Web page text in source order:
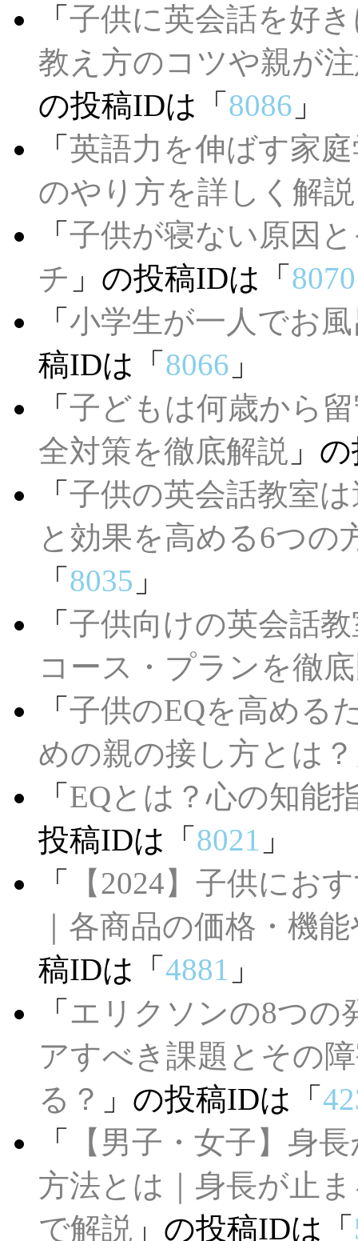
「 子供に英会話を好
教え方のコツや親が
の投稿IDは「 8086 」
「 英語力を伸ばす家
のやり方を詳しく解
「 子供が寝ない原因
チ 」の投稿IDは「 8070
「 小学生が一人でお
稿IDは「 8066 」
「 子どもは何歳から
全対策を徹底解説 」
「 子供の英会話教室
と効果を高める6つの
「 8035 」
「 子供向けの英会話
コース・プランを徹
「 子供のEQを高める
めの親の接し方とは？
「 EQとは？心の知能
投稿IDは「 8021 」
「
【2024】子供にお
｜各商品の価格・機
稿IDは「 4881 」
「 エリクソンの8つの
アすべき課題とその
る？ 」の投稿IDは「
「
【男子・女子】身
方法とは｜身長が止
で解説 」の投稿IDは「